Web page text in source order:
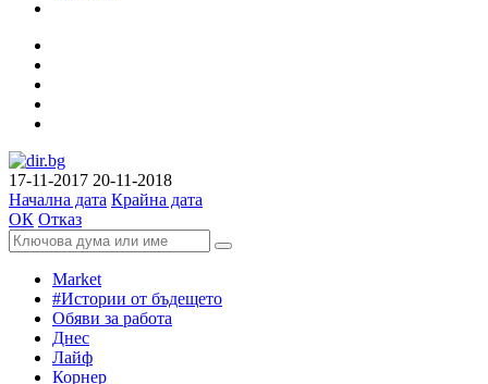
17-11-2017 20-11-2018
Начална дата Крайна дата
ОК Отказ
Market
#Истории от бъдещето
Обяви за работа
Днес
Лайф
Корнер